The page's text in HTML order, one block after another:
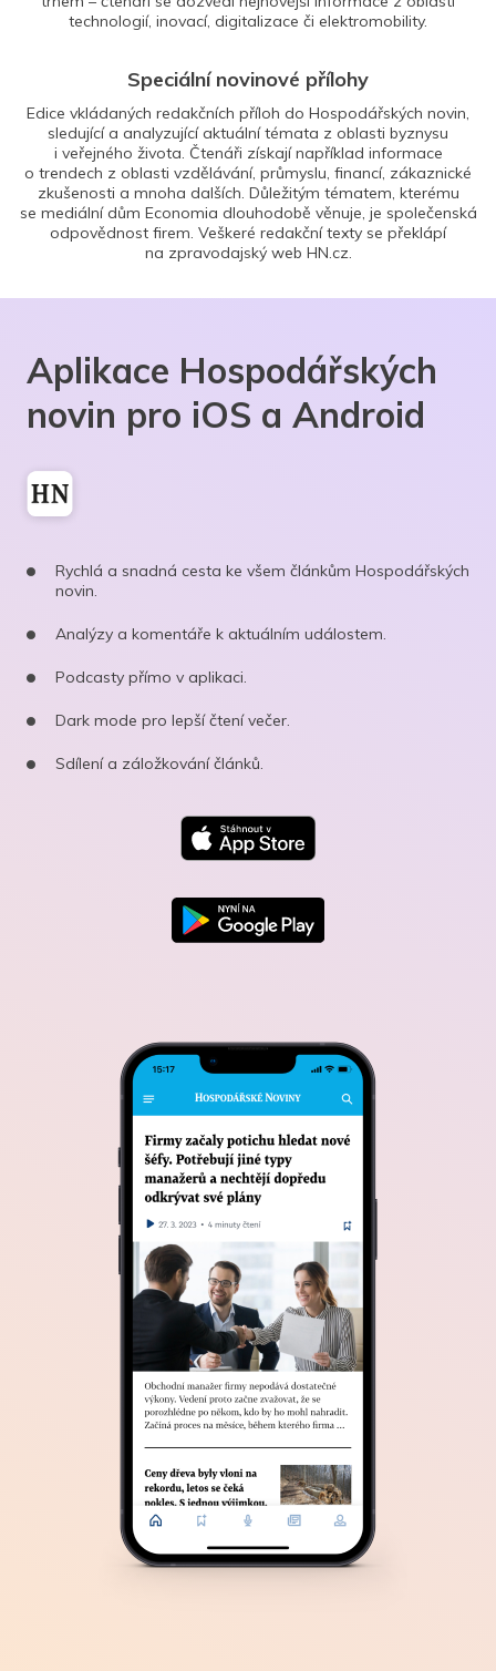
technologií, inovací, digitalizace či elektromobility.
Speciální novinové přílohy
Edice vkládaných redakčních příloh do Hospodářských novin,
sledující a analyzující aktuální témata z oblasti byznysu
i veřejného života. Čtenáři získají například informace
o trendech z oblasti vzdělávání, průmyslu, financí, zákaznické
zkušenosti a mnoha dalších. Důležitým tématem, kterému
se mediální dům Economia dlouhodobě věnuje, je společenská
odpovědnost firem. Veškeré redakční texty se překlápí
na zpravodajský web HN.cz.
Aplikace Hospodářských
novin pro iOS a Android
Rychlá a snadná cesta ke všem článkům Hospodářských
novin.
Analýzy a komentáře k aktuálním událostem.
Podcasty přímo v aplikaci.
Dark mode pro lepší čtení večer.
Sdílení a záložkování článků.